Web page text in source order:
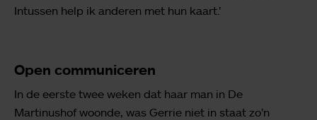
Intussen help ik anderen met hun kaart.’
Open communiceren
In de eerste twee weken dat haar man in De
Martinushof woonde, was Gerrie niet in staat zo’n